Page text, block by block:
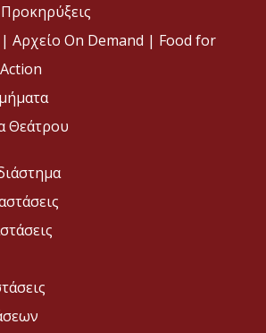
Προκηρύξεις
Αρχείο On Demand | Food for
Θεάτρου